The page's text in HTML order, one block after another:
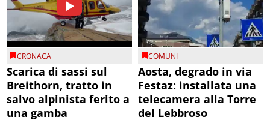
CRONACA
Scarica di sassi sul
Breithorn, tratto in
salvo alpinista ferito a
una gamba
COMUNI
Aosta, degrado in via
Festaz: installata una
telecamera alla Torre
del Lebbroso